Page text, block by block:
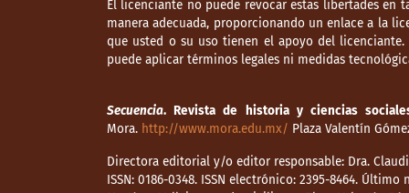
El licenciante no puede revocar estas libertades
manera adecuada, proporcionando un enlace a la
que usted o su uso tienen el apoyo del licenciante.
puede aplicar términos legales ni medidas
Secuencia. Revista de historia y ciencias
Mora. http://www.mora.edu.mx/ Plaza Valentín
Directora editorial y/o editor responsable: Dra.
ISSN: 0186-0348. ISSN electrónico: 2395-8464.